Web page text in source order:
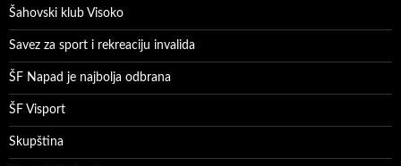
Šahovski klub Visoko
Savez za sport i rekreaciju invalida
ŠF Napad je najbolja odbrana
ŠF Visport
Skupština